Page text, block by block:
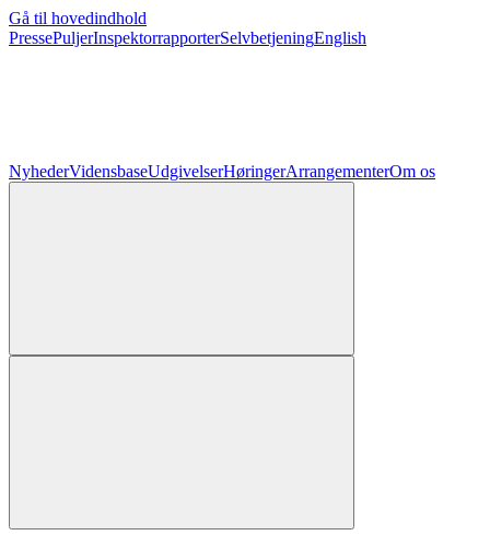
Gå til hovedindhold
PressePuljerInspektorrapporterSelvbetjeningEnglish
NyhederVidensbaseUdgivelserHøringerArrangementerOm os